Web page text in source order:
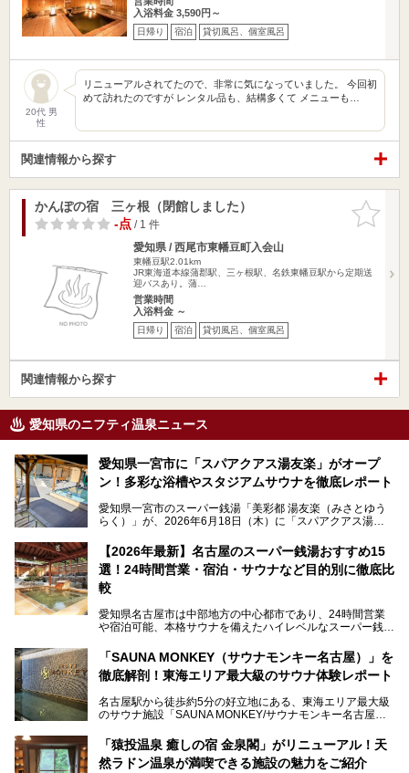
入浴料金 3,590円～
日帰り 宿泊 貸切風呂、個室風呂
20代 男
性
リニューアルされてたので、非常に気になっていました。 今回初
めて訪れたのですが レンタル品も、結構多くて メニューも…
関連情報から探す
お気に入
りに追加
かんぽの宿 三ヶ根（閉館しました）
-点/ 1 件
愛知県 / 西尾市東幡豆町入会山
東幡豆駅2.01km
JR東海道本線蒲郡駅、三ヶ根駅、名鉄東幡豆駅から定期送
迎バスあり。蒲…
営業時間
入浴料金 ～
日帰り 宿泊 貸切風呂、個室風呂
関連情報から探す
愛知県のニフティ温泉ニュース
愛知県一宮市に「スパアクアス湯友楽」がオープ
ン！多彩な浴槽やスタジアムサウナを徹底レポート
愛知県一宮市のスーパー銭湯「美彩都 湯友楽（みさとゆう
らく）」が、2026年6月18日（木）に「スパアクアス湯友
この地で30年にわたり愛され続けてきた施設だからこそ、
地元住民をはじめオープンを待ちわびている人も多いのでは
ないでしょうか。
老朽化した設備の補修を機に、2年前からじっくり構想を練
ってきたというだけあって、館内の充実度は想像以上。
以前の4倍に拡張したという露天エリアや10の浴槽、40人収
容の巨大なスタジアムサウナに、岩盤浴やリラクゼーション
までまるごと楽しめる施設に生まれ変わりました。
今回は、全面リニューアルして新しくなった「スパアクアス
【2026年最新】名古屋のスーパー銭湯おすすめ15
選！24時間営業・宿泊・サウナなど目的別に徹底比
較
愛知県名古屋市は中部地方の中心都市であり、24時間営業
や宿泊可能、本格サウナを備えたハイレベルなスーパー銭湯
そのため、「日々の仕事の疲れを心身ともにリセットした
い」「休日に時間を忘れて1日中ダラダラ過ごしたい」「コ
くある点が魅力です！
お好みの温泉施設を見つけて楽しんでくださいね。
「SAUNA MONKEY（サウナモンキー名古屋）」を
徹底解剖！東海エリア最大級のサウナ体験レポート
名古屋駅から徒歩約5分の好立地にある、東海エリア最大級
のサウナ施設「SAUNA MONKEY/サウナモンキー名古屋」
「名古屋駅周辺ってサウナが少ないよね」という声をよく耳
にするだけあり、アクセスの良さにも胸が高鳴ります。
今回は普段は男性専用となっているパブリックサウナが、女
「猿投温泉 癒しの宿 金泉閣」がリニューアル！天
然ラドン温泉が満喫できる施設の魅力をご紹介